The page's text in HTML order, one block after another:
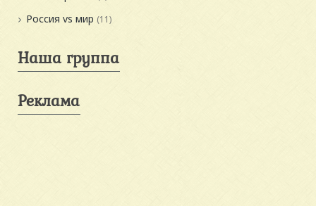
Россия vs мир (11)
Наша группа
Реклама